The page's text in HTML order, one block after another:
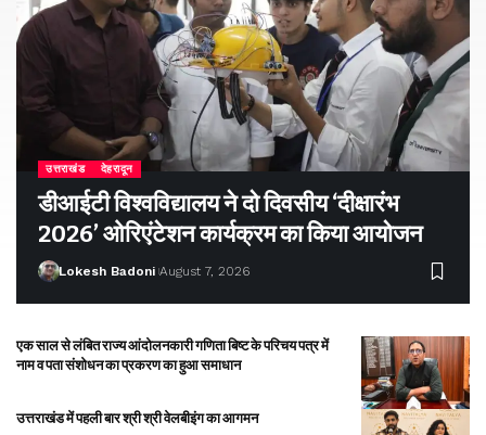
उत्तराखंड देहरादून
डीआईटी विश्वविद्यालय ने दो दिवसीय ‘दीक्षारंभ
2026’ ओरिएंटेशन कार्यक्रम का किया आयोजन
Lokesh Badoni August 7, 2026
एक साल से लंबित राज्य आंदोलनकारी गणिता बिष्ट के परिचय पत्र में
नाम व पता संशोधन का प्रकरण का हुआ समाधान
उत्तराखंड में पहली बार श्री श्री वेलबीइंग का आगमन